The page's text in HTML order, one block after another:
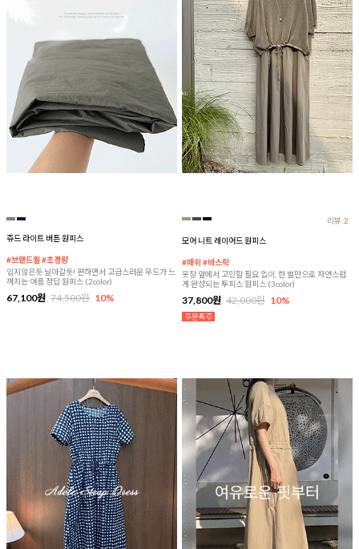
쥬드 라이트 버튼 원피스
#브랜드퀄 #초경량
입지않은듯 날아갈듯! 편하면서 고급스러운 무드가 느
껴지는 여름 정답 원피스 (2color)
67,100원 74,500원 10%
리뷰:2
모어 니트 레이어드 원피스
#매쉬 #바스락
옷장 앞에서 고민할 필요 없이, 한 벌만으로 자연스럽
게 완성되는 투피스 원피스 (3color)
37,800원 42,000원 10%